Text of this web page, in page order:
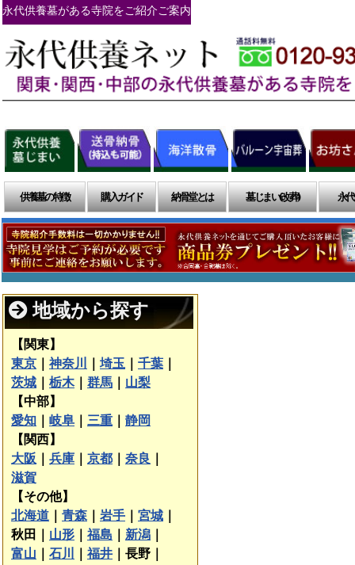
永代供養墓がある寺院をご紹介ご案内
供養墓の特徴 購入ガイド 納骨堂とは 墓じまい(改葬) 永
地域から探す
【関東】
東京
神奈川 埼玉 千葉
茨城
栃木｜ 群馬
山梨
【中部】
愛知
岐阜 三重
静岡
【関西】
大阪
兵庫 京都 奈良
滋賀
【その他】
北海道
青森 岩手 宮城
秋田｜ 山形 福島 新潟
富山
石川 福井
長野｜